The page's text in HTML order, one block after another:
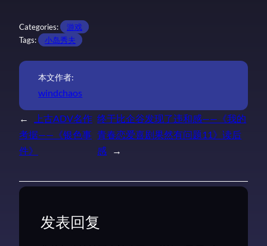
Categories:
游戏
Tags:
小岛秀夫
本文作者:
windchaos
←
上古ADV名作
考据——《银色事
件》
终于比企谷发现了违和感——《我的
青春恋爱喜剧果然有问题11》读后
感
→
发表回复